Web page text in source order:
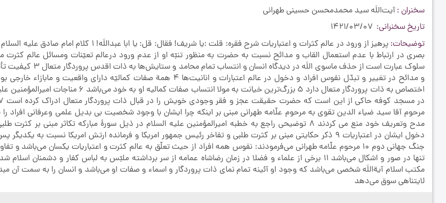
سخنران آیت‌اللَه سید محمدمحسن حسینی طهرانی
تاریخ سخنرانی
توضیحات
پرهیز از ورود در عالم كثرات و اعتباریات شرح فقره: قلت :يا شريف! فقال: قل: يا ابا عبداللَه! 1
سلوك عبارت است از حذف ماسوي اللَه در ديدگاه انسان و انتساب
و مدائح در تغيير و تبدّل نفوس افراد و دخول در عالم اعتبارات و انانيت‌ها 4 همة صفات كماليّه داراي واقعيت‌ و
اختصاص به ذات پروردگار متعال دارد 5 بزرگ‌ترين خيانت به مولا انتساب صفات كماليه او به خود
مرحوم آقا سيد ضياء الدين تقوي به مرحوم علّامه طهراني مبني بر اينكه چرا ایشان با وجود شخصیت بی بدیل علمی وعرفانی افراد
مدح وتعریف خود منع می کردند 8 توضيحي راجع به خطبه اميرالمؤمنين عليه السلام در ذيل سورۀ مباركه تكاثر مبني بر كثرت
دخول ایشان در اعتباريات 9 ذكر حكايتي مبني بر كثرت طلبي و تفاخر رئيس جمهور امريكا و فرمانده ارتش امريكا نسبت به يكديگر
جنگ جهاني دوم 10 مرحوم علّامه طهراني مي‌فرمودند: نفوس همه افراد از حيث تعلّق به عالم كثرت و اعتباريات يكسان مي‌باشد و
مكتب اسلام آيةاللَه شخصي مي‌باشد كه وجود او آئينه تمام نماي ذات پروردگار و اسماء و صفات او مي‌باشد و انسان را به سمت آن
لايتناهي سوق مي‌دهد